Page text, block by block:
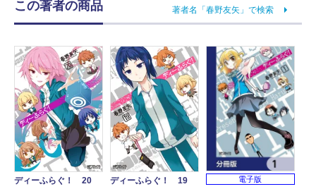
この著者の商品 著者名「春野友矢」で検索
ディーふらぐ！ 20
ディーふらぐ！ 19
電子版